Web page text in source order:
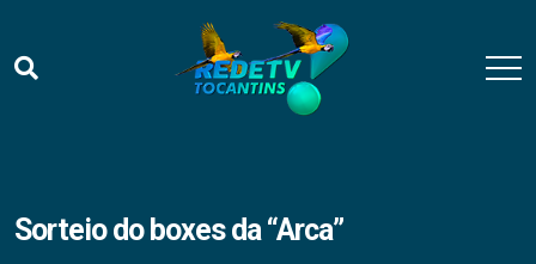
Sorteio do boxes da “Arca”